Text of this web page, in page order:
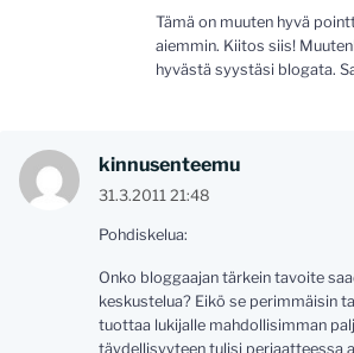
Tämä on muuten hyvä
aiemmin. Kiitos siis!
hyvästä syystäsi blogata.
kinnusenteemu
31.3.2011 21:48
Pohdiskelua:
Onko bloggaajan tärkein tavoite
keskustelua? Eikö se perimmäisin
tuottaa lukijalle mahdollisimman
täydellisyyteen tulisi periaatteessa